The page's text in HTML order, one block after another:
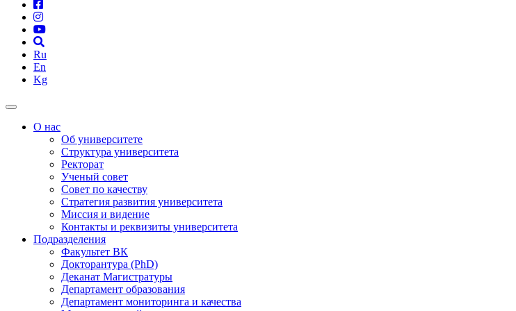
Ru
En
Kg
О нас
Об университете
Структура университета
Ректорат
Ученый совет
Совет по качеству
Стратегия развития университета
Миссия и видение
Контакты и реквизиты университета
Подразделения
Факультет ВК
Докторантура (PhD)
Деканат Магистратуры
Департамент образования
Департамент мониторинга и качества